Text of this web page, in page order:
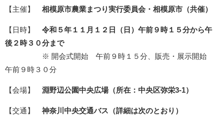
【主催】 相模原市農業まつり実行委員会・相模原市（共催）
【日時】 令和５年１１月１２日（日）午前９時１５分から午
後２時３０分まで
※ 開会式開始 午前９時１５分、販売・展示開始
午前９時３０分
【会場】 淵野辺公園中央広場（所在：中央区弥栄3-1）
【交通】 神奈川中央交通バス（詳細は次のとおり）